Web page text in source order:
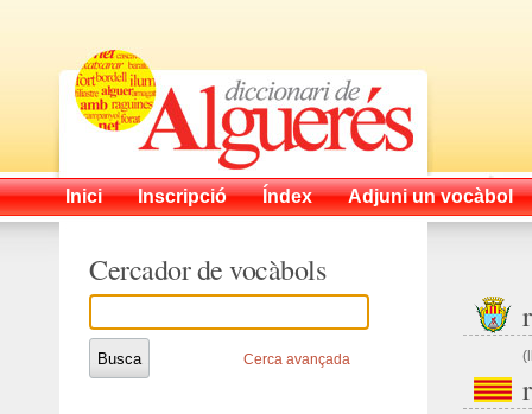
Inici Inscripció Índex Adjuni un vocàbol
Cercador de vocàbols
Cerca avançada